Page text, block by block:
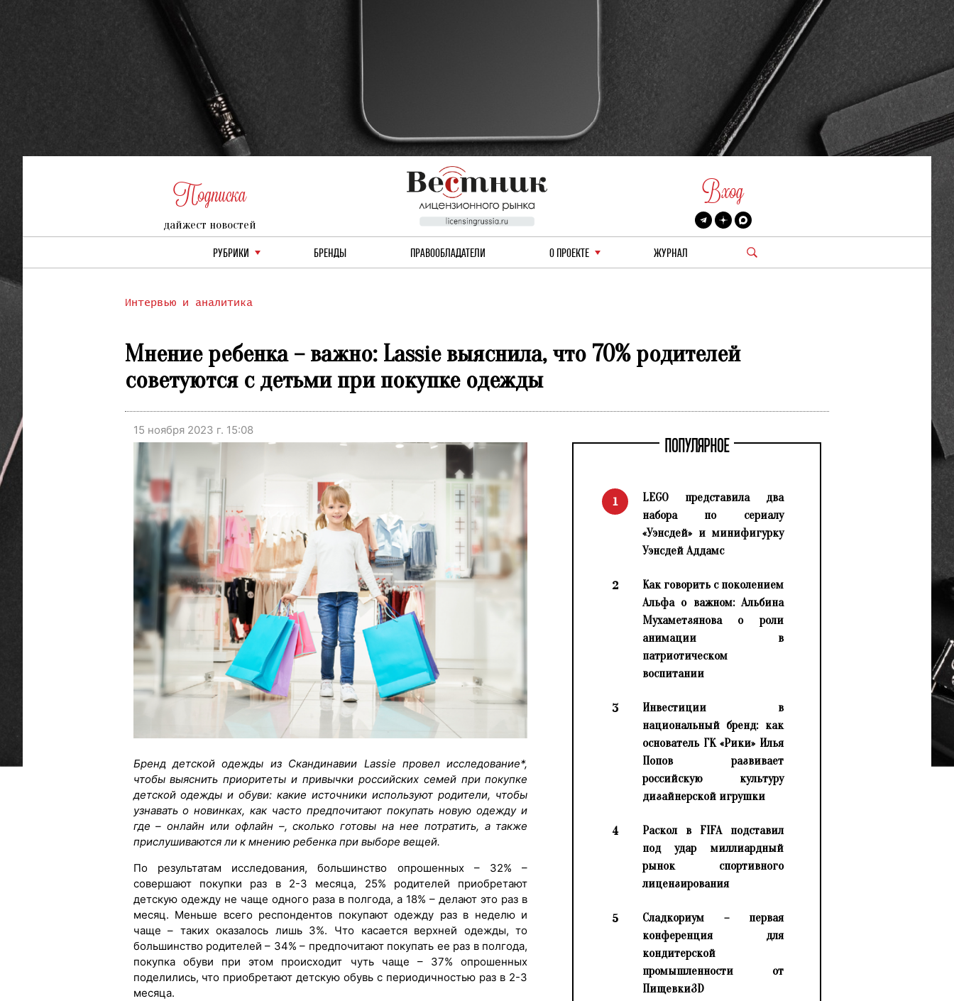
Подписка
дайжест новостей
Вход
РУБРИКИ БРЕНДЫ ПРАВООБЛАДАТЕЛИ О ПРОЕКТЕ ЖУРНАЛ
Интервью и аналитика
Мнение ребенка – важно: Lassie выяснила, что 70% родителей
советуются с детьми при покупке одежды
15 ноября 2023 г. 15:08
Бренд детской одежды из Скандинавии Lassie провел исследование*,
чтобы выяснить приоритеты и привычки российских семей при покупке
детской одежды и обуви: какие источники используют родители, чтобы
узнавать о новинках, как часто предпочитают покупать новую одежду и
где – онлайн или офлайн –, сколько готовы на нее потратить, а также
прислушиваются ли к мнению ребенка при выборе вещей.
По результатам исследования, большинство опрошенных – 32% –
совершают покупки раз в 2-3 месяца, 25% родителей приобретают
детскую одежду не чаще одного раза в полгода, а 18% – делают это раз в
месяц. Меньше всего респондентов покупают одежду раз в неделю и
чаще – таких оказалось лишь 3%. Что касается верхней одежды, то
большинство родителей – 34% – предпочитают покупать ее раз в полгода,
покупка обуви при этом происходит чуть чаще – 37% опрошенных
поделились, что приобретают детскую обувь с периодичностью раз в 2-3
месяца.
ПОПУЛЯРНОЕ
1
LEGO представила два
набора по сериалу
«Уэнсдей» и минифигурку
Уэнсдей Аддамс
2
Как говорить с поколением
Альфа о важном: Альбина
Мухаметзянова о роли
анимации в
патриотическом
воспитании
3
Инвестиции в
национальный бренд: как
основатель ГК «Рики» Илья
Попов развивает
российскую культуру
дизайнерской игрушки
4
Раскол в FIFA подставил
под удар миллиардный
рынок спортивного
лицензирования
5
Сладкориум – первая
конференция для
кондитерской
промышленности от
Пищевки3D